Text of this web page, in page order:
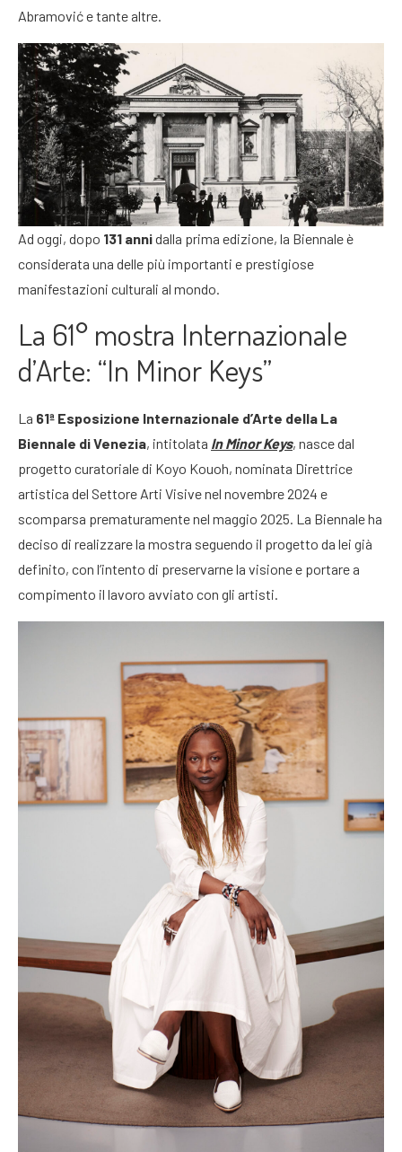
Abramović e tante altre.
Ad oggi, dopo 131 annidalla prima edizione, la Biennale è
considerata una delle più importanti e prestigiose
manifestazioni culturali al mondo.
La 61° mostra Internazionale
d’Arte: “In Minor Keys”
La 61ª Esposizione Internazionale d’Arte della La
Biennale di Venezia, intitolata In Minor Keys, nasce dal
progetto curatoriale di Koyo Kouoh, nominata Direttrice
artistica del Settore Arti Visive nel novembre 2024 e
scomparsa prematuramente nel maggio 2025. La Biennale ha
deciso di realizzare la mostra seguendo il progetto da lei già
definito, con l’intento di preservarne la visione e portare a
compimento il lavoro avviato con gli artisti.